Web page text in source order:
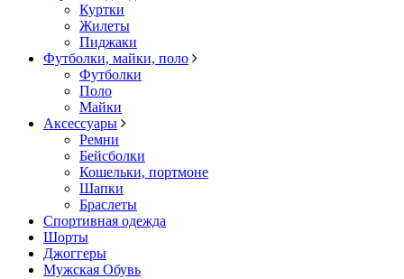
Куртки
Жилеты
Пиджаки
Футболки, майки, поло
Футболки
Поло
Майки
Аксессуары
Ремни
Бейсболки
Кошельки, портмоне
Шапки
Браслеты
Спортивная одежда
Шорты
Джоггеры
Мужская Обувь